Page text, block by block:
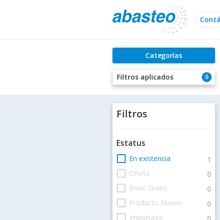
Categorías
0
Filtros aplicados
Filtros
Estatus
check_box_outline_blank En existencia 1
check_box_outline_blank Oferta 0
check_box_outline_blank Envío Gratis 0
check_box_outline_blank Producto Nuevo 0
check_box_outline_blank Importado